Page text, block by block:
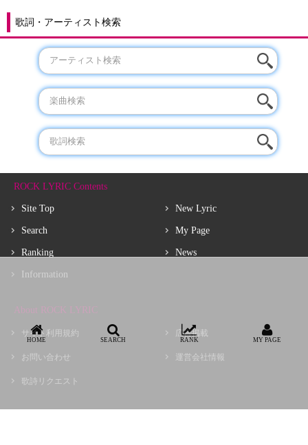
歌詞・アーティスト検索
ROCK LYRIC Contents
Site Top
Search
Ranking
Information
New Lyric
My Page
News
About ROCK LYRIC
サイト利用規約
お問い合わせ
歌詩リクエスト
広告掲載
運営会社情報
HOME SEARCH RANK MY PAGE